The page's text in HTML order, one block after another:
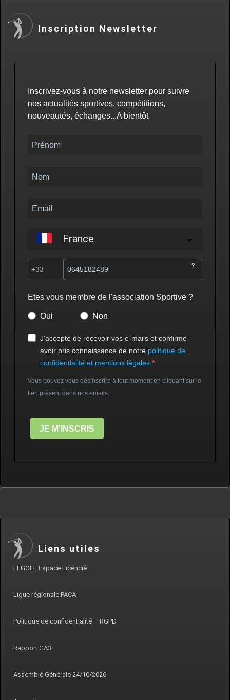
Inscription Newsletter
Inscrivez-vous à notre newsletter pour suivre
nos actualités sportives, compétitions,
nouveautés, échanges...A bientôt
France
?
Etes vous membre de l'association Sportive ?
Oui Non
J'accepte de recevoir vos e-mails et confirme
avoir pris connaissance de notre politique de
confidentialité et mentions légales.
Vous pouvez vous désinscrire à tout moment en cliquant sur le
lien présent dans nos emails.
JE M'INSCRIS
Liens utiles
FFGOLF Espace Licencié
Ligue régionale PACA
Politique de confidentialité – RGPD
Rapport GA3
Assemblé Générale 24/10/2026